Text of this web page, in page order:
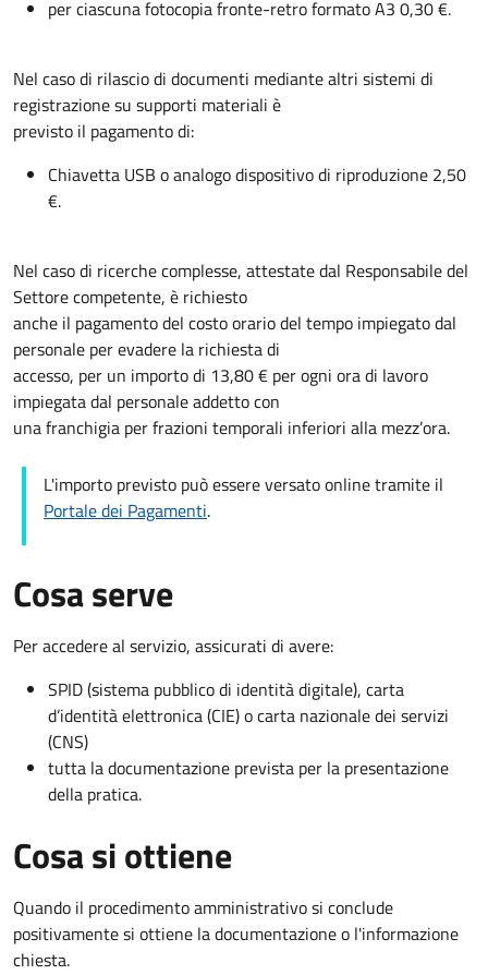
per ciascuna fotocopia fronte-retro formato A3 0,30 €.
Nel caso di rilascio di documenti mediante altri sistemi di
registrazione su supporti materiali è
previsto il pagamento di:
Chiavetta USB o analogo dispositivo di riproduzione 2,50
€.
Nel caso di ricerche complesse, attestate dal Responsabile del
Settore competente, è richiesto
anche il pagamento del costo orario del tempo impiegato dal
personale per evadere la richiesta di
accesso, per un importo di 13,80 € per ogni ora di lavoro
impiegata dal personale addetto con
una franchigia per frazioni temporali inferiori alla mezz’ora.
L'importo previsto può essere versato online tramite il
Portale dei Pagamenti.
Cosa serve
Per accedere al servizio, assicurati di avere:
SPID (sistema pubblico di identità digitale), carta
d’identità elettronica (CIE) o carta nazionale dei servizi
(CNS)
tutta la documentazione prevista per la presentazione
della pratica.
Cosa si ottiene
Quando il procedimento amministrativo si conclude
positivamente si ottiene la documentazione o l'informazione
chiesta.